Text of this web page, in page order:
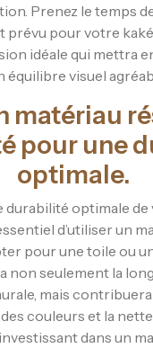
Prenez le temps
prévu pour votre
idéale qui mettra
visuel
matériau
pour une
optimale.
durabilité optimale
d’utiliser un
pour une toile ou
non seulement la
mais
couleurs et la
dans un